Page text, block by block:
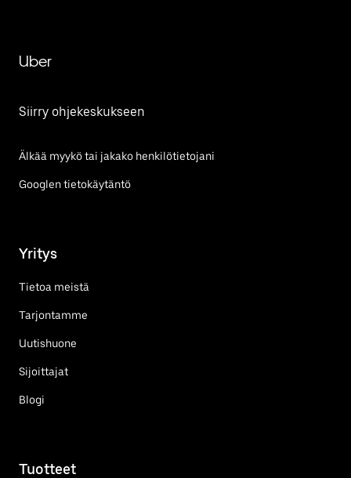
Uber
Siirry ohjekeskukseen
Älkää myykö tai jakako henkilötietojani
Googlen tietokäytäntö
Yritys
Tietoa meistä
Tarjontamme
Uutishuone
Sijoittajat
Blogi
Tuotteet